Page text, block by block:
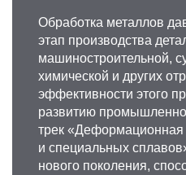
Обработка металлов
этап производства
машиностроительной,
химической и других
эффективности этого
развитию
трек «Деформационная
и специальных
нового поколения,